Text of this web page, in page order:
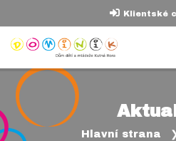
Klientské
Hlavní strana